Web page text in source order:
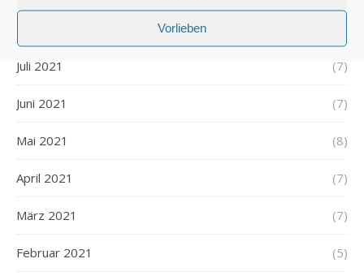
Vorlieben
Juli 2021 (7)
Juni 2021 (7)
Mai 2021 (8)
April 2021 (7)
März 2021 (7)
Februar 2021 (5)